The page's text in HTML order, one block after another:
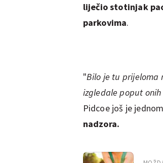
liječio stotinjak
parkovima.
"Bilo je tu prijeloma
izgledale poput
Pidcoe još je
nadzora.